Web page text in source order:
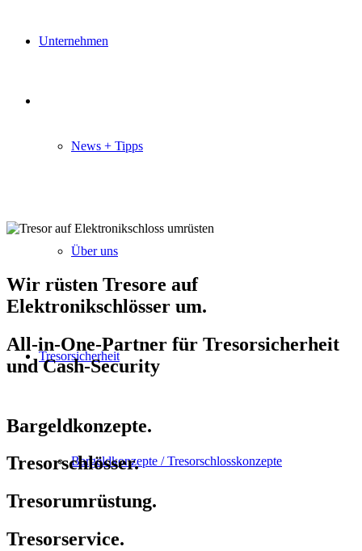
Unternehmen
News + Tipps
Über uns
Tresorsicherheit
Bargeldkonzepte / Tresorschlosskonzepte
Wir rüsten Tresore auf
Elektronikschlösser um.
All-in-One-Partner für Tresorsicherheit
und Cash-Security
Bargeldkonzepte.
Tresorschlösser.
Tresorumrüstung.
Tresorservice.